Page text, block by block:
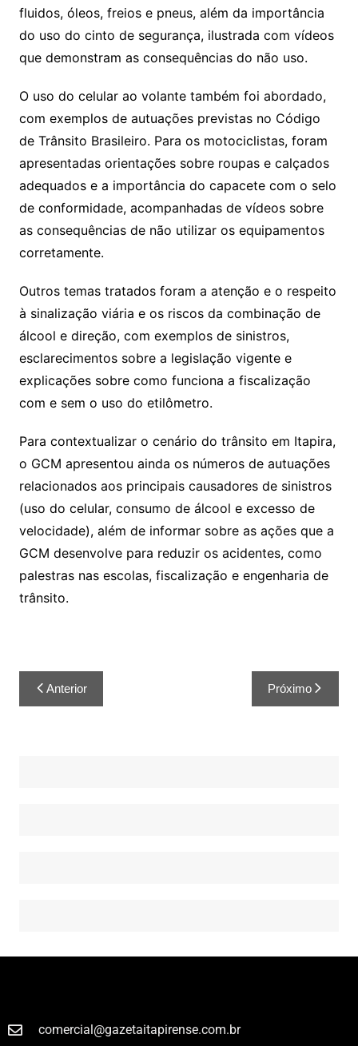
fluidos, óleos, freios e pneus, além da importância
do uso do cinto de segurança, ilustrada com vídeos
que demonstram as consequências do não uso.
O uso do celular ao volante também foi abordado,
com exemplos de autuações previstas no Código
de Trânsito Brasileiro. Para os motociclistas, foram
apresentadas orientações sobre roupas e calçados
adequados e a importância do capacete com o selo
de conformidade, acompanhadas de vídeos sobre
as consequências de não utilizar os equipamentos
corretamente.
Outros temas tratados foram a atenção e o respeito
à sinalização viária e os riscos da combinação de
álcool e direção, com exemplos de sinistros,
esclarecimentos sobre a legislação vigente e
explicações sobre como funciona a fiscalização
com e sem o uso do etilômetro.
Para contextualizar o cenário do trânsito em Itapira,
o GCM apresentou ainda os números de autuações
relacionados aos principais causadores de sinistros
(uso do celular, consumo de álcool e excesso de
velocidade), além de informar sobre as ações que a
GCM desenvolve para reduzir os acidentes, como
palestras nas escolas, fiscalização e engenharia de
trânsito.
Anterior Próximo
comercial@gazetaitapirense.com.br